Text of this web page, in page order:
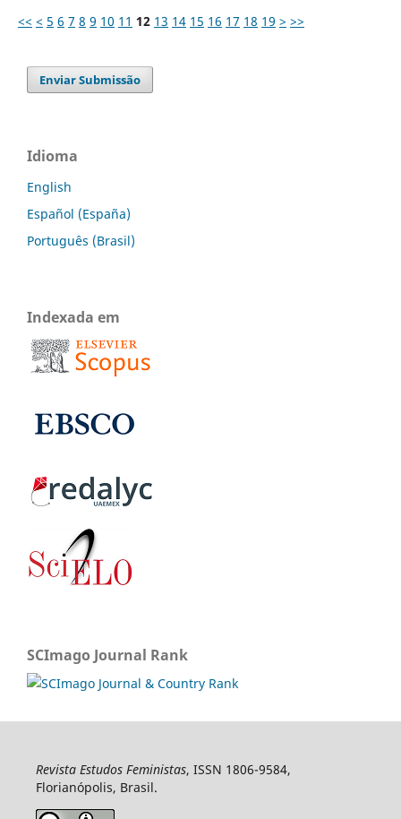
<< < 5 6 7 8 9 10 11 12 13 14 15 16 17 18 19 > >>
Enviar Submissão
Idioma
English
Español (España)
Português (Brasil)
Indexada em
SCImago Journal Rank
Revista Estudos Feministas, ISSN 1806-9584,
Florianópolis, Brasil.